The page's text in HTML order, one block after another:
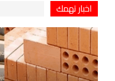
اخبار تهمك